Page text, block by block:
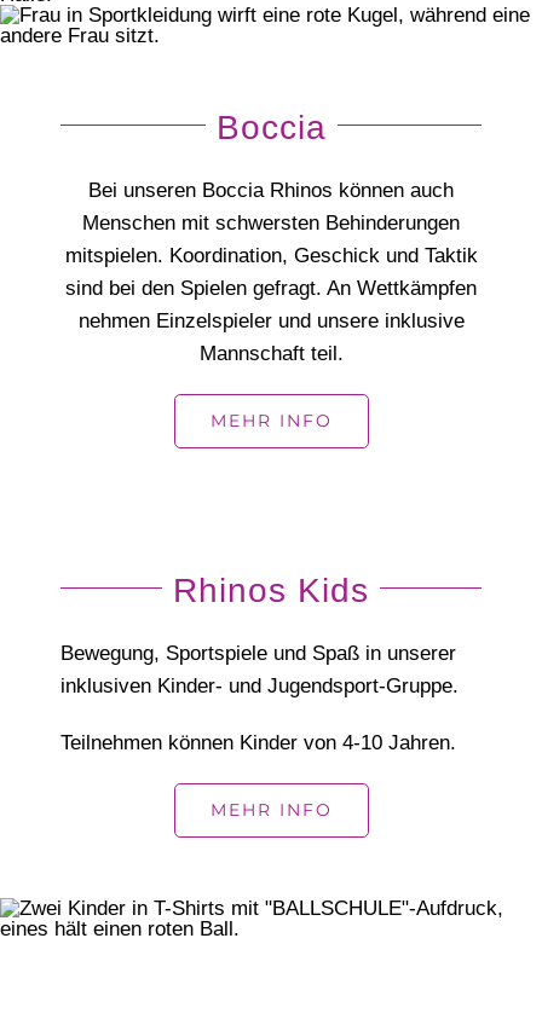
Boccia
Bei unseren Boccia Rhinos können auch
Menschen mit schwersten Behinderungen
mitspielen. Koordination, Geschick und Taktik
sind bei den Spielen gefragt. An Wettkämpfen
nehmen Einzelspieler und unsere inklusive
Mannschaft teil.
MEHR INFO
Rhinos Kids
Bewegung, Sportspiele und Spaß in unserer
inklusiven Kinder- und Jugendsport-Gruppe.
Teilnehmen können Kinder von 4-10 Jahren.
MEHR INFO